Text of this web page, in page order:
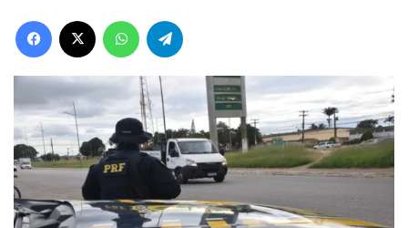
Facebook WhatsApp